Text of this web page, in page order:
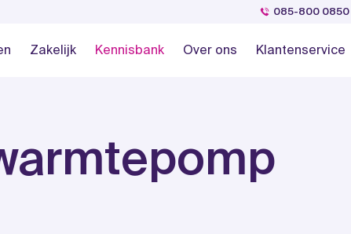
085-800 0850
Zakelijk Kennisbank Over ons Klantenservice